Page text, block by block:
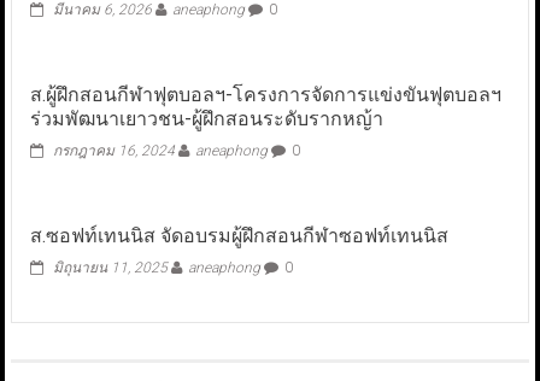
มีนาคม 6, 2026 aneaphong 0
ส.ผู้ฝึกสอนกีฬาฟุตบอลฯ-โครงการจัดการแข่งขันฟุตบอลฯ
ร่วมพัฒนาเยาวชน-ผู้ฝึกสอนระดับรากหญ้า
กรกฎาคม 16, 2024 aneaphong 0
ส.ซอฟท์เทนนิส จัดอบรมผู้ฝึกสอนกีฬาซอฟท์เทนนิส
มิถุนายน 11, 2025 aneaphong 0